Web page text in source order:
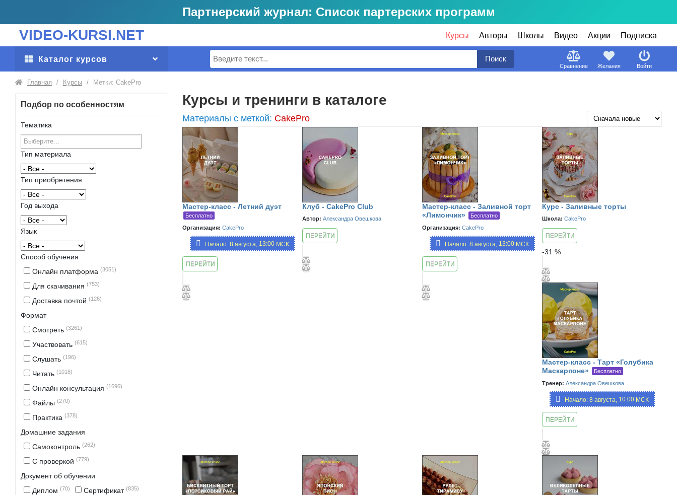
Партнерский журнал: Список партерских программ
VIDEO-KURSI.NET Курсы Авторы Школы Видео Акции Подписка
Каталог курсов Поиск Поиск
Сравнение Желания Войти
Главная / Курсы / Метки: CakePro
Подбор по особенностям
Тематика
Тип материала
Тип приобретения
Год выхода
Язык
Способ обучения
Онлайн платформа (3051)
Для скачивания (753)
Доставка почтой (126)
Формат
Смотреть (3261)
Участвовать (615)
Слушать (196)
Читать (1018)
Онлайн консультация (1696)
Файлы (270)
Практика (378)
Домашние задания
Самоконтроль (262)
С проверкой (779)
Документ об обучении
Диплом (70) Сертификат (835)
Курсы и тренинги в каталоге
Материалы с меткой: CakePro
Мастер-класс - Летний дуэт
Бесплатно
Организация: CakePro
Начало: 8 августа, 13:00,
19:00
МСК
ПЕРЕЙТИ
ЗАНЯТИЮ
Клуб - CakePro Club
Автор: Александра Овешкова
ПЕРЕЙТИ
Мастер-класс - Заливной торт
«Лимончик»
Бесплатно
Организация: CakePro
Начало: 8 августа, 13:00,
19:00
МСК
ПЕРЕЙТИ
ЗАНЯТИЮ
Курс - Заливные торты
Школа: CakePro
ПЕРЕЙТИ
-31 %
Мастер-класс - Тарт «Голубика
Маскарпоне»
Бесплатно
Тренер: Александра Овешкова
Начало: 8 августа, 10.00,
13:00,
МСК
ПЕРЕЙТИ
ЗАНЯТИЮ